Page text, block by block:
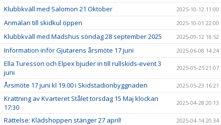
Klubbkväll med Salomon 21 Oktober 2025-10-12 11:00
Anmälan till skidkul öppen 2025-10-01 22:00
Klubbkväll med Madshus söndag 28 september 2025 2025-09-12 18:52
Information inför Gjutarens årsmöte 17 juni 2025-06-08 14:24
Ella Turesson och Elpex bjuder in till rullskids-event 3
juni
2025-05-25 21:07
Årsmöte 17 juni kl 19.00 i Skidstadionbyggnaden 2025-05-23 16:21
Krattning av Kvarteret Stålet torsdag 15 Maj klockan
17:30
2025-04-28 20:13
Rättelse: Klädshoppen stänger 27 april! 2025-04-14 20:34